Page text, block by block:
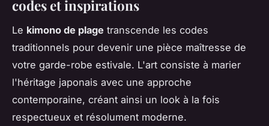
codes et inspirations
Le kimono de plage transcende les codes
traditionnels pour devenir une pièce maîtresse de
votre garde-robe estivale. L'art consiste à marier
l'héritage japonais avec une approche
contemporaine, créant ainsi un look à la fois
respectueux et résolument moderne.